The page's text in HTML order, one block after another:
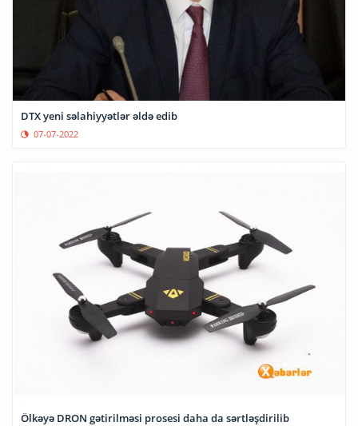
DTX yeni səlahiyyətlər əldə edib
07-07-2022
Ölkəyə DRON gətirilməsi prosesi daha da sərtləşdirilib